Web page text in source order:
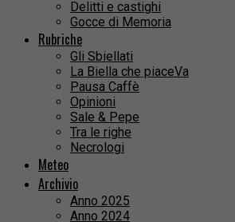
Delitti e castighi
Gocce di Memoria
Rubriche
Gli Sbiellati
La Biella che piaceVa
Pausa Caffè
Opinioni
Sale & Pepe
Tra le righe
Necrologi
Meteo
Archivio
Anno 2025
Anno 2024